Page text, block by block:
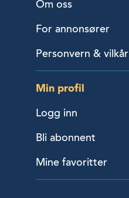
Om oss
For annonsører
Personvern & vilkår
Min profil
Logg inn
Bli abonnent
Mine favoritter